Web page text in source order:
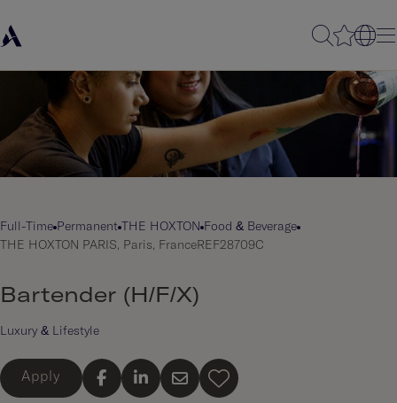
Full-Time Permanent THE HOXTON Food & Beverage
THE HOXTON PARIS, Paris, FranceREF28709C
Bartender (H/F/X)
Luxury & Lifestyle
Apply